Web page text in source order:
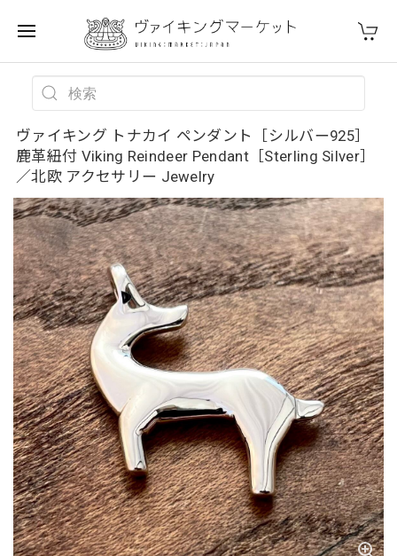
ヴァイキング トナカイ ペンダント［シルバー925］
鹿革紐付 Viking Reindeer Pendant［Sterling Silver］
／北欧 アクセサリー Jewelry